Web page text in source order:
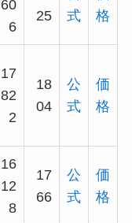
60
6
25
式
格
17
82
2
18
04
公
式
価
格
16
12
8
17
66
公
式
価
格